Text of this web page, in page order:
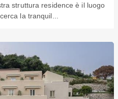
struttura residence è il luogo
la tranquil...